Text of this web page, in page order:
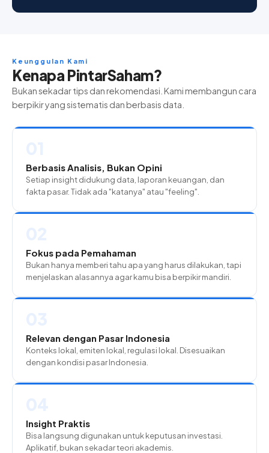
Keunggulan Kami
Kenapa PintarSaham?
Bukan sekadar tips dan rekomendasi. Kami membangun cara
berpikir yang sistematis dan berbasis data.
Berbasis Analisis, Bukan Opini
Setiap insight didukung data, laporan keuangan, dan
fakta pasar. Tidak ada "katanya" atau "feeling".
Fokus pada Pemahaman
Bukan hanya memberi tahu apa yang harus dilakukan, tapi
menjelaskan alasannya agar kamu bisa berpikir mandiri.
Relevan dengan Pasar Indonesia
Konteks lokal, emiten lokal, regulasi lokal. Disesuaikan
dengan kondisi pasar Indonesia.
Insight Praktis
Bisa langsung digunakan untuk keputusan investasi.
Aplikatif, bukan sekadar teori akademis.